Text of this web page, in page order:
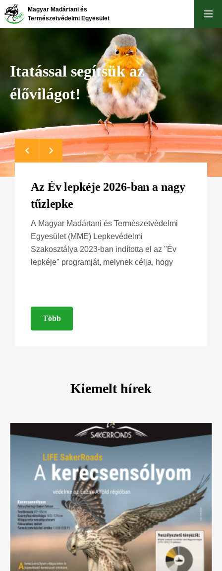
Ugrás
Magyar Madártani és
Természetvédelmi Egyesület
Itatással segítsük az
élővilágot!
Az Év lepkéje 2026-ban a nagy
tűzlepke
A Magyar Madártani és Természetvédelmi
Egyesület (MME) Lepkevédelmi
Szakosztálya 2023-ban indította el az "Év
lepkéje" programját, melynek célja, hogy
Több
Kiemelt hírek